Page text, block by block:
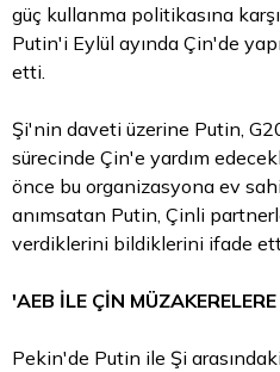
güç kullanma politikasına
Putin'i Eylül ayında Çin'de
etti.
Şi'nin daveti üzerine Putin,
sürecinde Çin'e yardım
önce bu organizasyona ev
anımsatan Putin, Çinli
verdiklerini bildiklerini ifade
'AEB İLE ÇİN
Pekin'de Putin ile Şi